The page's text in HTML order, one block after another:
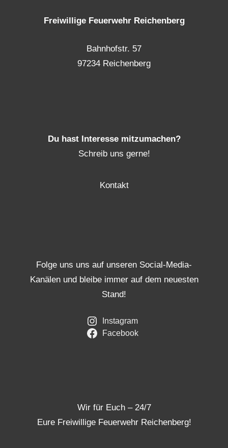
Freiwillige Feuerwehr Reichenberg
Bahnhofstr. 57
97234 Reichenberg
Du hast Interesse mitzumachen?
Schreib uns gerne!
Kontakt
Folge uns uns auf unseren Social-Media-
Kanälen und bleibe immer auf dem neuesten
Stand!
Instagram
Facebook
Wir für Euch – 24/7
Eure Freiwillige Feuerwehr Reichenberg!